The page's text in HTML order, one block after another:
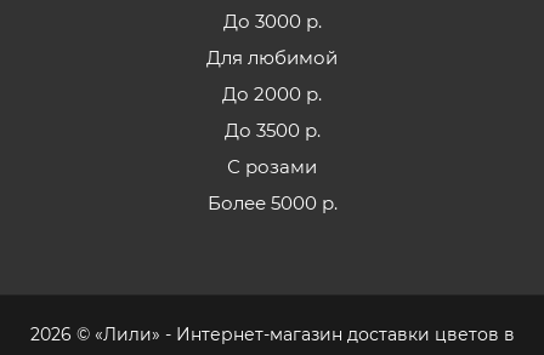
До 3000 р.
Для любимой
До 2000 р.
До 3500 р.
С розами
Более 5000 р.
2026 © «Лили» - Интернет-магазин доставки цветов в